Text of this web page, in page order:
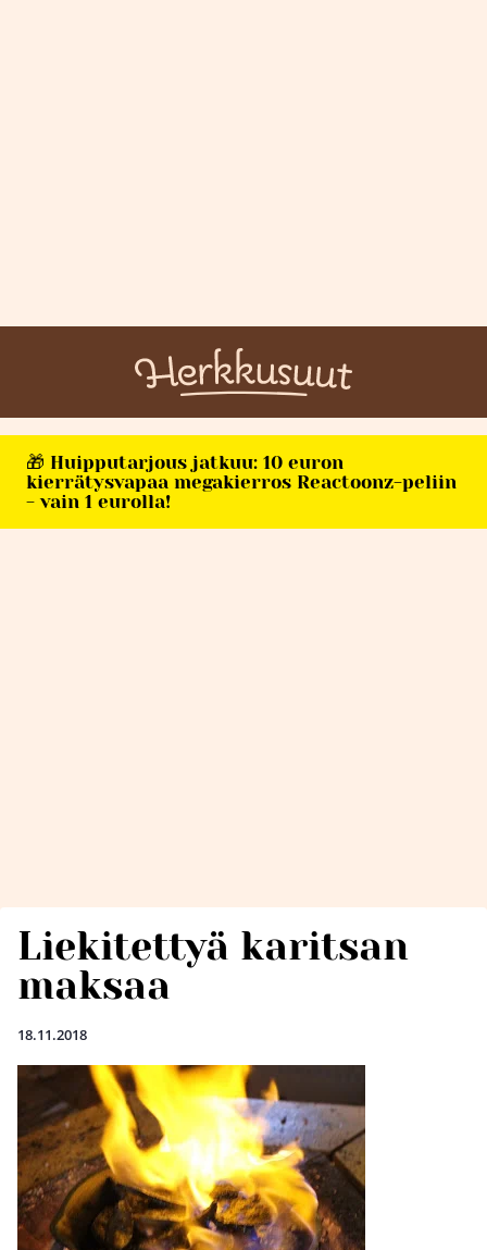
🎁 Huipputarjous jatkuu: 10 euron
kierrätysvapaa megakierros Reactoonz-peliin
- vain 1 eurolla!
Liekitettyä karitsan
maksaa
18.11.2018